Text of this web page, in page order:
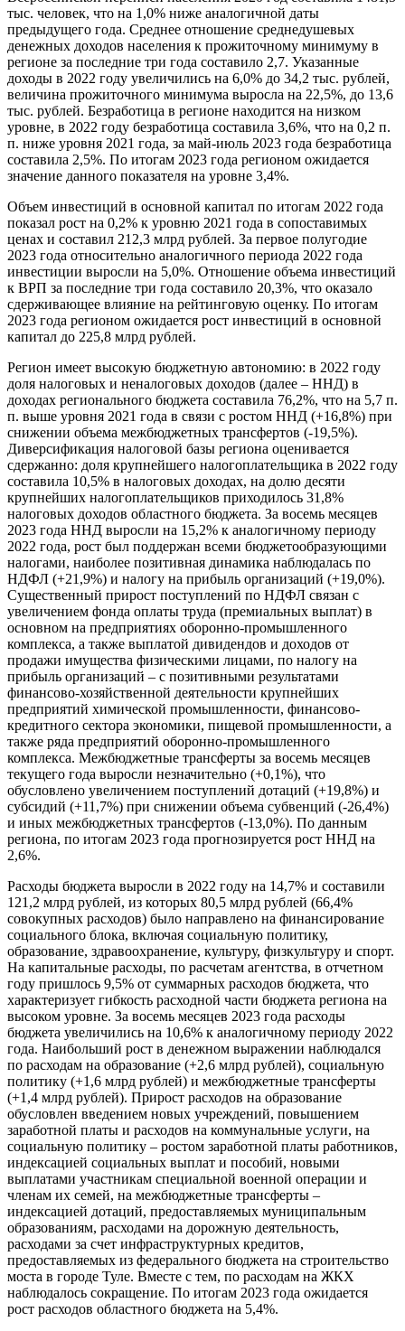
тыс. человек, что на 1,0% ниже аналогичной даты
предыдущего года. Среднее отношение среднедушевых
денежных доходов населения к прожиточному минимуму в
регионе за последние три года составило 2,7. Указанные
доходы в 2022 году увеличились на 6,0% до 34,2 тыс. рублей,
величина прожиточного минимума выросла на 22,5%, до 13,6
тыс. рублей. Безработица в регионе находится на низком
уровне, в 2022 году безработица составила 3,6%, что на 0,2 п.
п. ниже уровня 2021 года, за май-июль 2023 года безработица
составила 2,5%. По итогам 2023 года регионом ожидается
значение данного показателя на уровне 3,4%.
Объем инвестиций в основной капитал по итогам 2022 года
показал рост на 0,2% к уровню 2021 года в сопоставимых
ценах и составил 212,3 млрд рублей. За первое полугодие
2023 года относительно аналогичного периода 2022 года
инвестиции выросли на 5,0%. Отношение объема инвестиций
к ВРП за последние три года составило 20,3%, что оказало
сдерживающее влияние на рейтинговую оценку. По итогам
2023 года регионом ожидается рост инвестиций в основной
капитал до 225,8 млрд рублей.
Регион имеет высокую бюджетную автономию: в 2022 году
доля налоговых и неналоговых доходов (далее – ННД) в
доходах регионального бюджета составила 76,2%, что на 5,7 п.
п. выше уровня 2021 года в связи с ростом ННД (+16,8%) при
снижении объема межбюджетных трансфертов (-19,5%).
Диверсификация налоговой базы региона оценивается
сдержанно: доля крупнейшего налогоплательщика в 2022 году
составила 10,5% в налоговых доходах, на долю десяти
крупнейших налогоплательщиков приходилось 31,8%
налоговых доходов областного бюджета. За восемь месяцев
2023 года ННД выросли на 15,2% к аналогичному периоду
2022 года, рост был поддержан всеми бюджетообразующими
налогами, наиболее позитивная динамика наблюдалась по
НДФЛ (+21,9%) и налогу на прибыль организаций (+19,0%).
Существенный прирост поступлений по НДФЛ связан с
увеличением фонда оплаты труда (премиальных выплат) в
основном на предприятиях оборонно-промышленного
комплекса, а также выплатой дивидендов и доходов от
продажи имущества физическими лицами, по налогу на
прибыль организаций – с позитивными результатами
финансово-хозяйственной деятельности крупнейших
предприятий химической промышленности, финансово-
кредитного сектора экономики, пищевой промышленности, а
также ряда предприятий оборонно-промышленного
комплекса. Межбюджетные трансферты за восемь месяцев
текущего года выросли незначительно (+0,1%), что
обусловлено увеличением поступлений дотаций (+19,8%) и
субсидий (+11,7%) при снижении объема субвенций (-26,4%)
и иных межбюджетных трансфертов (-13,0%). По данным
региона, по итогам 2023 года прогнозируется рост ННД на
2,6%.
Расходы бюджета выросли в 2022 году на 14,7% и составили
121,2 млрд рублей, из которых 80,5 млрд рублей (66,4%
совокупных расходов) было направлено на финансирование
социального блока, включая социальную политику,
образование, здравоохранение, культуру, физкультуру и спорт.
На капитальные расходы, по расчетам агентства, в отчетном
году пришлось 9,5% от суммарных расходов бюджета, что
характеризует гибкость расходной части бюджета региона на
высоком уровне. За восемь месяцев 2023 года расходы
бюджета увеличились на 10,6% к аналогичному периоду 2022
года. Наибольший рост в денежном выражении наблюдался
по расходам на образование (+2,6 млрд рублей), социальную
политику (+1,6 млрд рублей) и межбюджетные трансферты
(+1,4 млрд рублей). Прирост расходов на образование
обусловлен введением новых учреждений, повышением
заработной платы и расходов на коммунальные услуги, на
социальную политику – ростом заработной платы работников,
индексацией социальных выплат и пособий, новыми
выплатами участникам специальной военной операции и
членам их семей, на межбюджетные трансферты –
индексацией дотаций, предоставляемых муниципальным
образованиям, расходами на дорожную деятельность,
расходами за счет инфраструктурных кредитов,
предоставляемых из федерального бюджета на строительство
моста в городе Туле. Вместе с тем, по расходам на ЖКХ
наблюдалось сокращение. По итогам 2023 года ожидается
рост расходов областного бюджета на 5,4%.